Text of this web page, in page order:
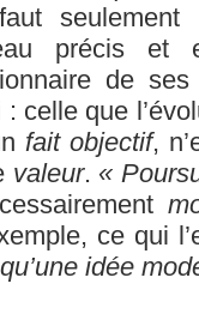
précis et
de
celle que
fait objectif,
valeur. «
ce qui
idée